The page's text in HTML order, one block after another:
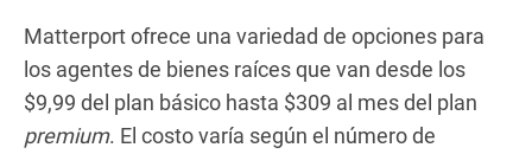
Matterport ofrece una variedad de opciones para
los agentes de bienes raíces que van desde los
$9,99 del plan básico hasta $309 al mes del plan
premium. El costo varía según el número de